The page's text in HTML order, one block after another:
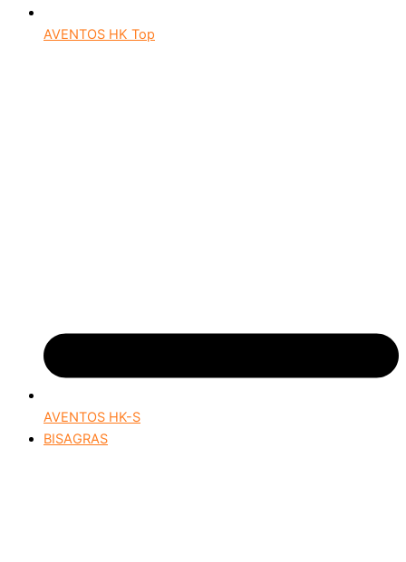
AVENTOS HK Top
AVENTOS HK-S
BISAGRAS